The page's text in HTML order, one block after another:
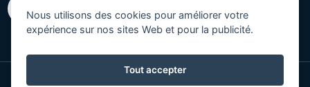
Nous utilisons des cookies pour améliorer votre
expérience sur nos sites Web et pour la publicité.
Tout accepter